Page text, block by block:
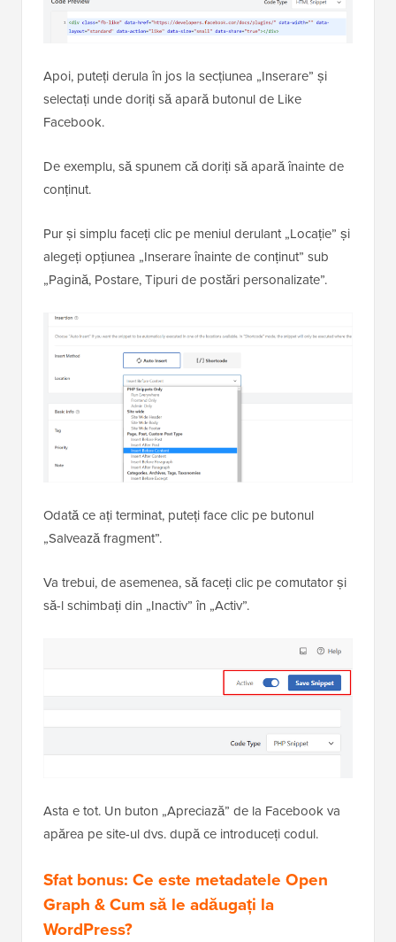
Apoi, puteți derula în jos la secțiunea „Inserare” și
selectați unde doriți să apară butonul de Like
Facebook.
De exemplu, să spunem că doriți să apară înainte de
conținut.
Pur și simplu faceți clic pe meniul derulant „Locație” și
alegeți opțiunea „Inserare înainte de conținut” sub
„Pagină, Postare, Tipuri de postări personalizate”.
Odată ce ați terminat, puteți face clic pe butonul
„Salvează fragment”.
Va trebui, de asemenea, să faceți clic pe comutator și
să-l schimbați din „Inactiv” în „Activ”.
Asta e tot. Un buton „Apreciază” de la Facebook va
apărea pe site-ul dvs. după ce introduceți codul.
Sfat bonus: Ce este metadatele Open
Graph & Cum să le adăugați la
WordPress?